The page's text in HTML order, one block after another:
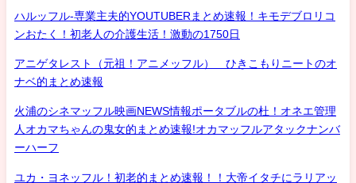
ハルッフル-専業主夫的YOUTUBERまとめ速報！キモデブロリコ
ンおたく！初老人の介護生活！激動の1750日
アニゲタレスト（元祖！アニメッフル） ひきこもりニートのオ
ナベ的まとめ速報
火浦のシネマッフル映画NEWS情報ポータブルの杜！オネエ管理
人オカマちゃんの鬼女的まとめ速報!オカマッフルアタックナンバ
ーハーフ
ユカ・ヨネッフル！初老的まとめ速報！！大帝イタチにラリアッ